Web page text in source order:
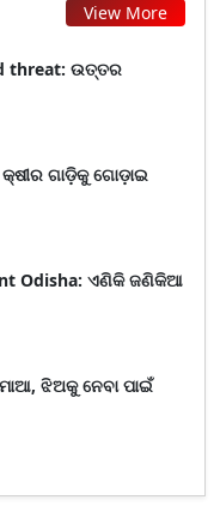
View More
threat: ଉତ୍ତର
ଗାଡ଼ିକୁ ଗୋଡ଼ାଇ
Odisha: ଏଣିକି ଜଣିକିଆ
ଝିଅକୁ ନେବା ପାଇଁ